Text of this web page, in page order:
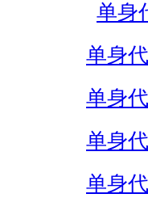
单身
单身
单身
单身
单身